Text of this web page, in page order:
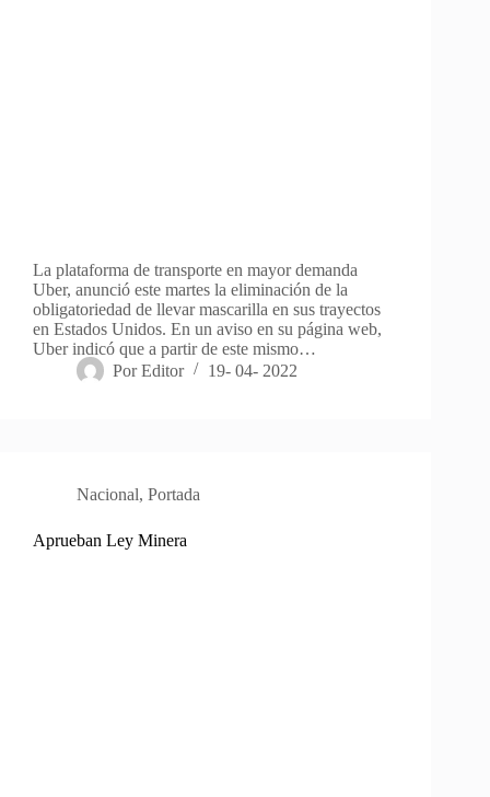
La plataforma de transporte en mayor demanda
Uber, anunció este martes la eliminación de la
obligatoriedad de llevar mascarilla en sus trayectos
en Estados Unidos. En un aviso en su página web,
Uber indicó que a partir de este mismo…
Por Editor 19- 04- 2022
Nacional, Portada
Aprueban Ley Minera